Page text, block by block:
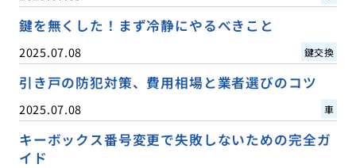
鍵を無くした！まず冷静にやるべきこと
2025.07.08 鍵交換
引き戸の防犯対策、費用相場と業者選びのコツ
2025.07.08 車
キーボックス番号変更で失敗しないための完全ガ
イド